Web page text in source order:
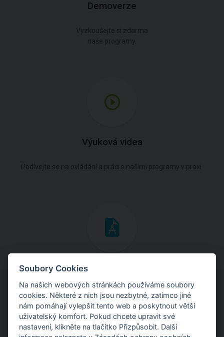
Demoverze
Vyzkoušejte si zdarma
naše programy.
Výuková videa
Podívejte se na ovládání a práci s našimi programy v praxi.
Inženýrské manuály
Stáhněte si manuály s teoretickými i praktickými ukázkami
použití programů.
Soubory Cookies
Na našich webových stránkách používáme soubory
cookies. Některé z nich jsou nezbytné, zatímco jiné
nám pomáhají vylepšit tento web a poskytnout větší
uživatelský komfort. Pokud chcete upravit své
nastavení, klikněte na tlačítko Přizpůsobit. Další